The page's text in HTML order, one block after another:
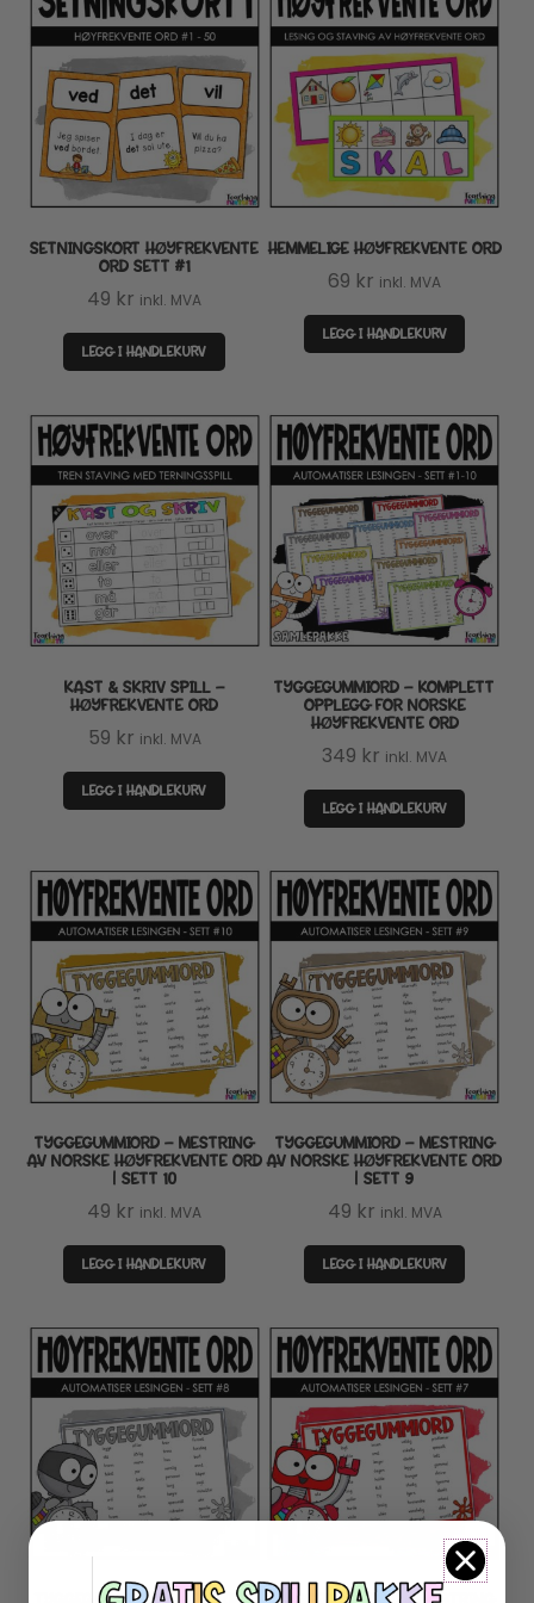
SETNINGSKORT HØYFREKVENTE
ORD SETT #1
49 kr inkl. MVA
LEGG I HANDLEKURV
HEMMELIGE HØYFREKVENTE ORD
69 kr inkl. MVA
LEGG I HANDLEKURV
KAST & SKRIV SPILL –
HØYFREKVENTE ORD
59 kr inkl. MVA
LEGG I HANDLEKURV
TYGGEGUMMIORD – KOMPLETT
OPPLEGG FOR NORSKE
HØYFREKVENTE ORD
349 kr inkl. MVA
LEGG I HANDLEKURV
TYGGEGUMMIORD – MESTRING
AV NORSKE HØYFREKVENTE ORD
| SETT 10
49 kr inkl. MVA
LEGG I HANDLEKURV
TYGGEGUMMIORD – MESTRING
AV NORSKE HØYFREKVENTE ORD
| SETT 9
49 kr inkl. MVA
LEGG I HANDLEKURV